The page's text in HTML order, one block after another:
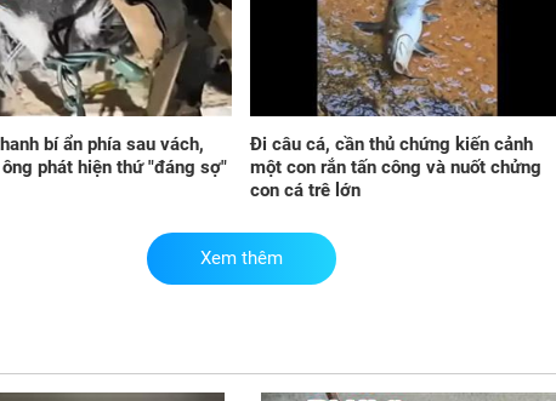
Trúng
2 ngày
8/8), 3
sự hanh
nghiệp
vượt
bí ẩn phía sau vách,
phát hiện thứ "đáng sợ"
Đi câu cá, cần thủ chứng kiến cảnh
một con rắn tấn công và nuốt chửng
con cá trê lớn
Xem thêm